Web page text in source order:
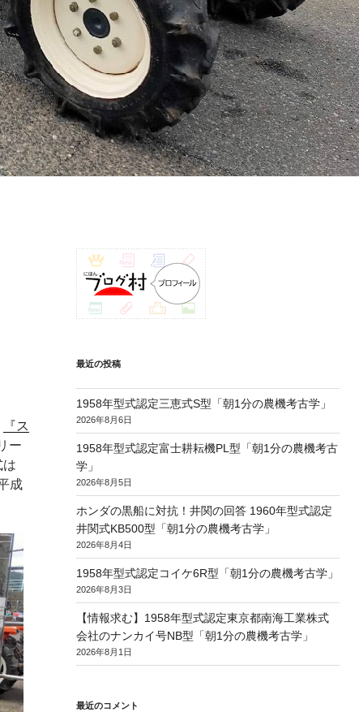
『ス
ー
は
成
最近の投稿
1958年型式認定三恵式S型「朝1分の農機考古学」
2026年8月6日
1958年型式認定富士耕耘機PL型「朝1分の農機考古
学」
2026年8月5日
ホンダの黒船に対抗！井関の回答 1960年型式認定
井関式KB500型「朝1分の農機考古学」
2026年8月4日
1958年型式認定コイケ6R型「朝1分の農機考古学」
2026年8月3日
【情報求む】1958年型式認定東京都南海工業株式
会社のナンカイ号NB型「朝1分の農機考古学」
2026年8月1日
最近のコメント